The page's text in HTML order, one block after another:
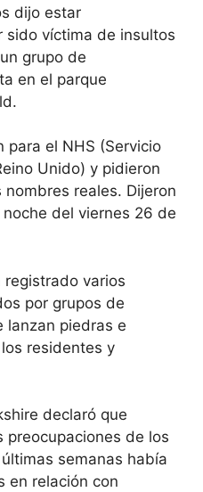
dijo estar
sido víctima de insultos
grupo de
en el parque
para el NHS (Servicio
Unido) y pidieron
reales. Dijeron
del viernes 26 de
registrado varios
por grupos de
lanzan piedras e
residentes y
declaró que
preocupaciones de los
semanas había
en relación con